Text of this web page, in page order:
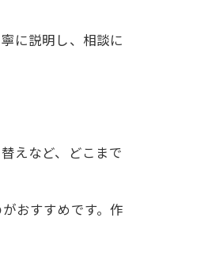
に説明し、相談に
えなど、どこまで
おすすめです。作